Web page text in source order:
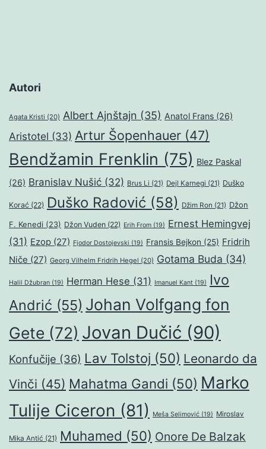
Autori
Agata Kristi (20) Albert Ajnštajn (35) Anatol Frans (26)
Aristotel (33) Artur Šopenhauer (47)
Bendžamin Frenklin (75) Blez Paskal
(26) Branislav Nušić (32) Brus Li (21) Dejl Karnegi (21) Duško
Korać (22) Duško Radović (58) Džim Ron (21) Džon
F. Kenedi (23) Džon Vuden (22) Erih From (19) Ernest Hemingvej
(31) Ezop (27) Fjodor Dostojevski (19) Fransis Bejkon (25) Fridrih
Niče (27) Georg Vilhelm Fridrih Hegel (20) Gotama Buda (34)
Halil Džubran (19) Herman Hese (31) Imanuel Kant (19)
Ivo
Andrić (55) Johan Volfgang fon
Gete (72) Jovan Dučić (90)
Konfučije (36) Lav Tolstoj (50) Leonardo da
Vinči (45) Mahatma Gandi (50) Marko
Tulije Ciceron (81) Meša Selimović (19) Miroslav
Mika Antić (21) Muhamed (50) Onore De Balzak